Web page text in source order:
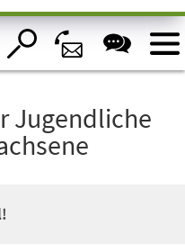
Jugendliche